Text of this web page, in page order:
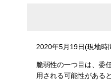
2020年5月19日(現地時
脆弱性の一つ目は、委
用される可能性がある